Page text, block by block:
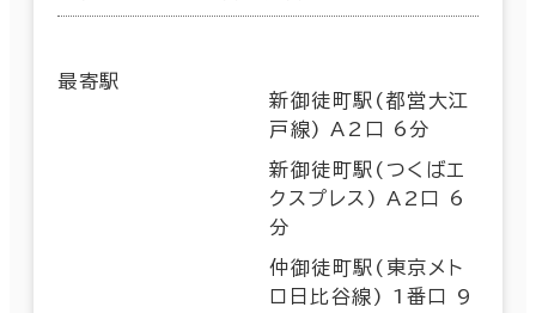
最寄駅
新御徒町駅(都営大江
戸線) A2口 6分
新御徒町駅(つくばエ
クスプレス) A2口 6
分
仲御徒町駅(東京メト
ロ日比谷線) 1番口 9